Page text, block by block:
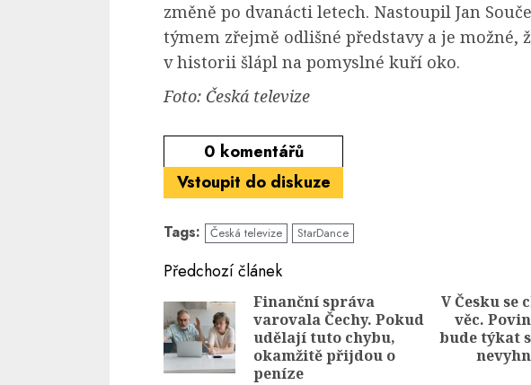
změně po dvanácti letech. Nastoupil Jan
týmem zřejmě odlišné představy a je možné,
v historii šlápl na pomyslné kuří oko.
Foto: Česká televize
0 komentářů
Vstoupit do diskuze
Tags: Česká televize StarDance
Continue
Reading
Předchozí článek
Previous
Finanční správa
varovala Čechy. Pokud
udělají tuto chybu,
okamžitě přijdou o
peníze
Next
post:
V Česku se
věc.
bude týkat